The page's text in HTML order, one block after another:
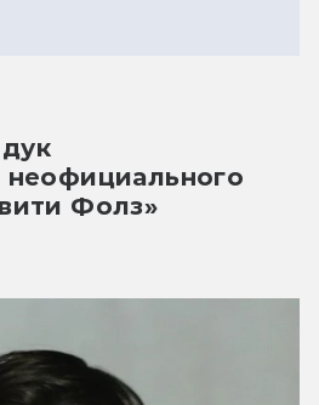
неофициального
Фолз»